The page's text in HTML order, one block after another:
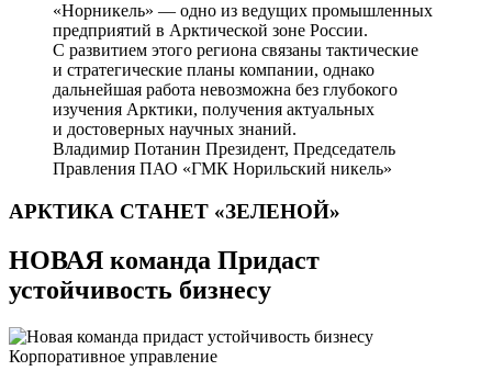
«Норникель» — одно из ведущих промышленных
предприятий в Арктической зоне России.
С развитием этого региона связаны тактические
и стратегические планы компании, однако
дальнейшая работа невозможна без глубокого
изучения Арктики, получения актуальных
и достоверных научных знаний.
Владимир Потанин Президент, Председатель
Правления ПАО «ГМК Норильский никель»
АРКТИКА СТАНЕТ «ЗЕЛЕНОЙ»
НОВАЯ команда Придаст
устойчивость бизнесу
Корпоративное управление